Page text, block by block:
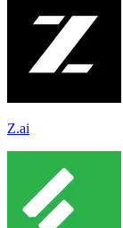
Z.ai